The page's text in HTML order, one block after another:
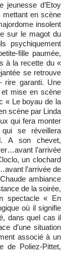
jeunesse d’Etoy
mettant en scène
insolent
sur le magot du
psychiquement
fille paumée,
à la recette du «
se retrouve
rire garanti. Une
et mise en scène
« Le boyau de la
scène par Linda
qui fera monter
se réveillera
A son chevet,
l’arrivée
un clochard
l’arrivée de
ambiance
de la soirée,
spectacle « En
où il signifie
dans quel cas il
d’une situation
associé à un
de Poliez-Pittet,